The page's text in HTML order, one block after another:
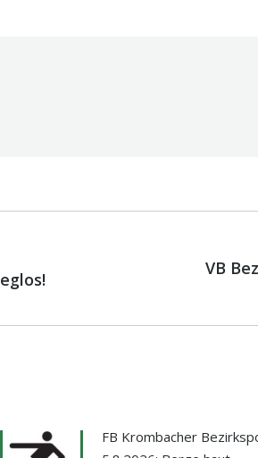
Nächster
VB
FB Krombacher